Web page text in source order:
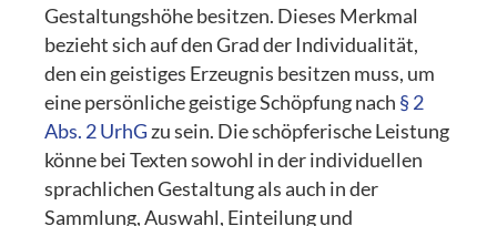
Gestaltungshöhe besitzen. Dieses Merkmal
bezieht sich auf den Grad der Individualität,
den ein geistiges Erzeugnis besitzen muss, um
eine persönliche geistige Schöpfung nach § 2
Abs. 2 UrhG zu sein. Die schöpferische Leistung
könne bei Texten sowohl in der individuellen
sprachlichen Gestaltung als auch in der
Sammlung, Auswahl, Einteilung und